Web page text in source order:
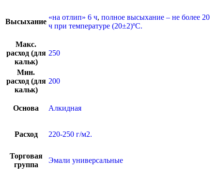
Высыхание
«на отлип» 6 ч, полное высыхание – не более 20
ч при температуре (20±2)ºС.
Макс.
расход (для
кальк)
250
Мин.
расход (для
кальк)
200
Основа Алкидная
Расход 220-250 г/м2.
Торговая
группа
Эмали универсальные